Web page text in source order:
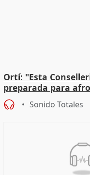
Ortí: "Esta
preparada para
absolutamente
Sonido Totales